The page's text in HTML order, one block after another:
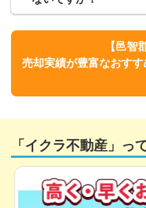
【邑智
売却実績が豊富なおす
「イクラ不動産」っ